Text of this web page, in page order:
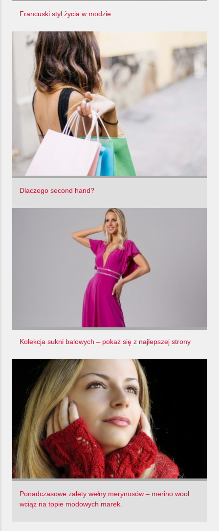
Francuski styl życia w modzie
Dlaczego second hand?
Kolekcja sukni balowych – pokaż się z najlepszej strony
Ponadczasowe zalety wełny merynosów – merino wool
wciąż na topie modowych marek.